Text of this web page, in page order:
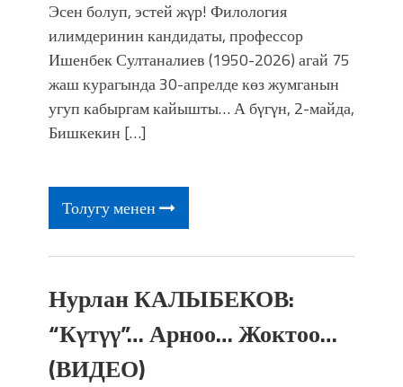
Эсен болуп, эстей жγр! Филология
илимдеринин кандидаты, профессор
Ишенбек Султаналиев (1950-2026) агай 75
жаш курагында 30-апрелде көз жумганын
угуп кабыргам кайышты… А бγгγн, 2-майда,
Бишкекин […]
Толугу менен
Нурлан КАЛЫБЕКОВ:
“Кγтγγ”… Арноо… Жоктоо…
(ВИДЕО)